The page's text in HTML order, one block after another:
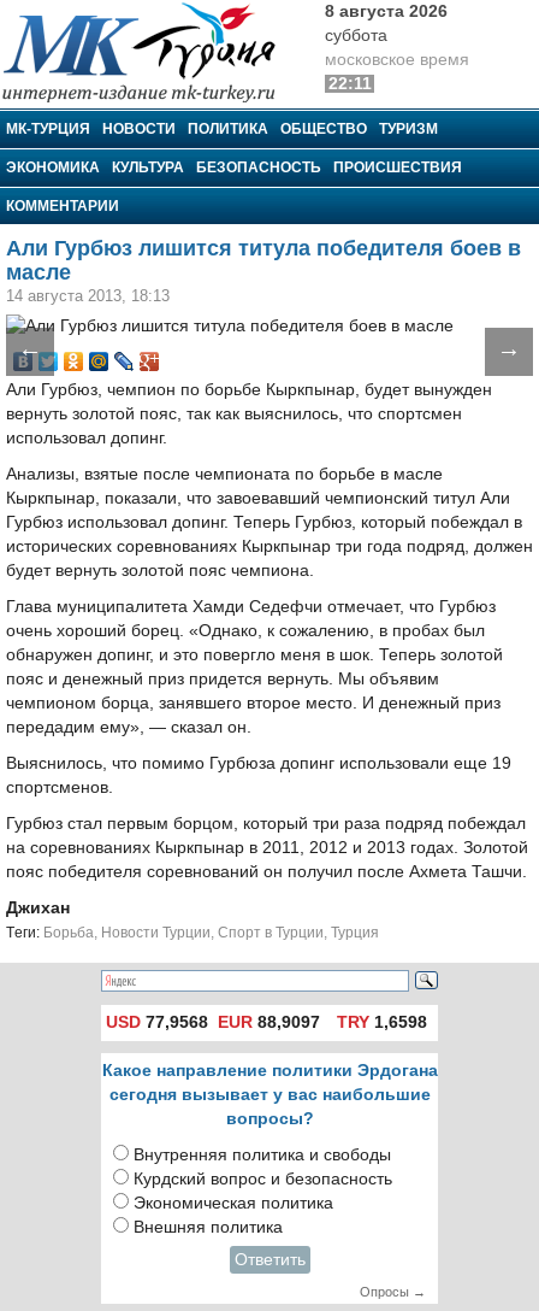
МК-Турция
8 августа 2026
суббота
московское время
22:11
МК-ТУРЦИЯ НОВОСТИ ПОЛИТИКА ОБЩЕСТВО ТУРИЗМ
ЭКОНОМИКА КУЛЬТУРА БЕЗОПАСНОСТЬ ПРОИСШЕСТВИЯ
КОММЕНТАРИИ
Али Гурбюз лишится титула победителя боев в
масле
14 августа 2013, 18:13
← →
Али Гурбюз, чемпион по борьбе Кыркпынар, будет вынужден
вернуть золотой пояс, так как выяснилось, что спортсмен
использовал допинг.
Анализы, взятые после чемпионата по борьбе в масле
Кыркпынар, показали, что завоевавший чемпионский титул Али
Гурбюз использовал допинг. Теперь Гурбюз, который побеждал в
исторических соревнованиях Кыркпынар три года подряд, должен
будет вернуть золотой пояс чемпиона.
Глава муниципалитета Хамди Седефчи отмечает, что Гурбюз
очень хороший борец. «Однако, к сожалению, в пробах был
обнаружен допинг, и это повергло меня в шок. Теперь золотой
пояс и денежный приз придется вернуть. Мы объявим
чемпионом борца, занявшего второе место. И денежный приз
передадим ему», — сказал он.
Выяснилось, что помимо Гурбюза допинг использовали еще 19
спортсменов.
Гурбюз стал первым борцом, который три раза подряд побеждал
на соревнованиях Кыркпынар в 2011, 2012 и 2013 годах. Золотой
пояс победителя соревнований он получил после Ахмета Ташчи.
Джихан
Tеги: Борьба, Новости Турции, Спорт в Турции, Турция
USD 77,9568 EUR 88,9097 TRY1,6598
Какое направление политики Эрдогана
сегодня вызывает у вас наибольшие
вопросы?
Внутренняя политика и свободы
Курдский вопрос и безопасность
Экономическая политика
Внешняя политика
Ответить
Опросы →